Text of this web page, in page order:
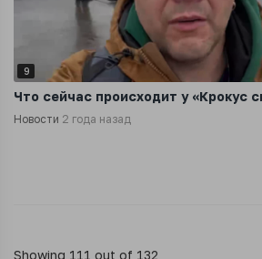
9
Что сейчас происходит у «Крокус
Новости 2 года назад
Showing 111 out of 132